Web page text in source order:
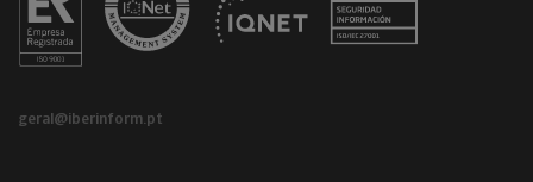
geral@iberinform.pt